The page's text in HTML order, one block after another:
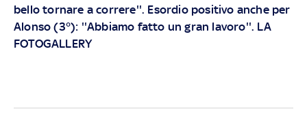
bello tornare a correre''. Esordio positivo anche per
Alonso (3°): ''Abbiamo fatto un gran lavoro''. LA
FOTOGALLERY